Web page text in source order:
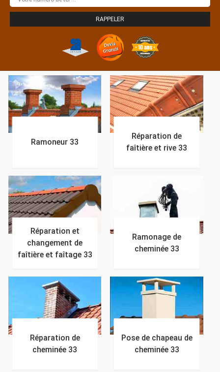
Ramoneur 33
Réparation de
faîtière et rive 33
Réparation et
changement de
faîtière et faîtage 33
Ramonage de
cheminée 33
Réparation de
cheminée 33
Pose de chapeau de
cheminée 33